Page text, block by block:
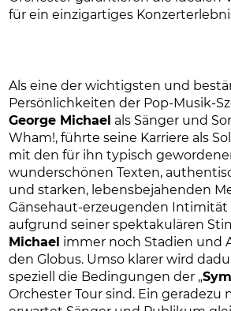
für ein einzigartiges
Als eine der wichtigsten und
Persönlichkeiten der Pop-Musik-
George Michael
als Sänger und
Wham!, führte seine Karriere als
mit den für ihn typisch
wunderschönen Texten,
und starken, lebensbejahenden
Gänsehaut-erzeugenden Intimität
aufgrund seiner spektakulären
Michael
immer noch Stadien und
den Globus. Umso klarer wird
speziell die Bedingungen der „
Orchester Tour sind. Ein geradezu